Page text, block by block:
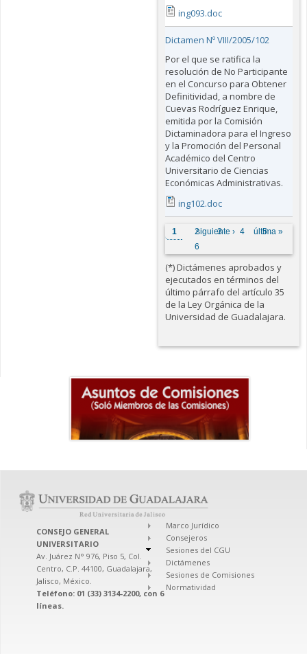
ing093.doc
Dictamen Nº VIII/2005/102
Por el que se ratifica la
resolución de No Participante
en el Concurso para Obtener
Definitividad, a nombre de
Cuevas Rodríguez Enrique,
emitida por la Comisión
Dictaminadora para el Ingreso
y la Promoción del Personal
Académico del Centro
Universitario de Ciencias
Económicas Administrativas.
ing102.doc
Páginas
1 2 3 4
5
6
siguiente › última »
(*) Dictámenes aprobados y
ejecutados en términos del
último párrafo del artículo 35
de la Ley Orgánica de la
Universidad de Guadalajara.
CONSEJO GENERAL
UNIVERSITARIO
Av. Juárez N° 976, Piso 5, Col.
Centro, C.P. 44100, Guadalajara,
Jalisco, México.
Teléfono: 01 (33) 3134-2200, con 6
líneas.
Marco Jurídico
Consejeros
Sesiones del CGU
Dictámenes
Sesiones de Comisiones
Normatividad